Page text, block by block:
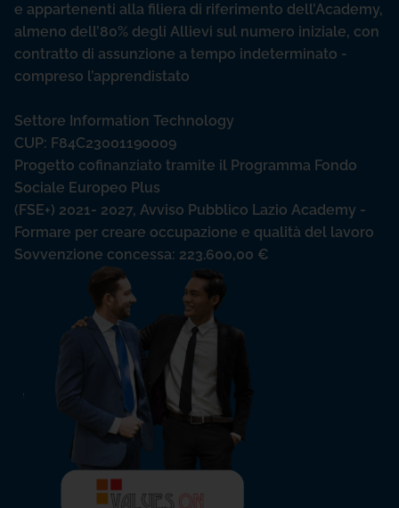
e appartenenti alla filiera di riferimento dell’Academy,
almeno dell’80% degli Allievi sul numero iniziale, con
contratto di assunzione a tempo indeterminato -
compreso l’apprendistato
Settore Information Technology
CUP: F84C23001190009
Progetto cofinanziato tramite il Programma Fondo
Sociale Europeo Plus
(FSE+) 2021- 2027, Avviso Pubblico Lazio Academy -
Formare per creare occupazione e qualità del lavoro
Sovvenzione concessa: 223.600,00 €